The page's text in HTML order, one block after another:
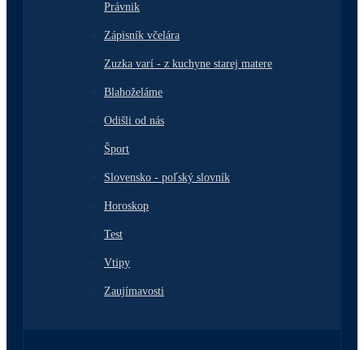
Právnik
Zápisník včelára
Zuzka varí - z kuchyne starej matere
Blahoželáme
Odišli od nás
Šport
Slovensko - poľský slovník
Horoskop
Test
Vtipy
Zaujímavosti